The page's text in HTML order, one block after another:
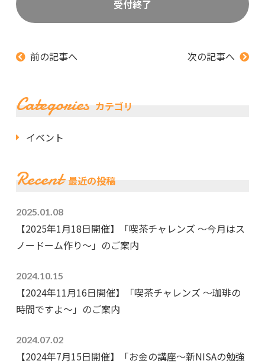
受付終了
前の記事へ 次の記事へ
Categories カテゴリ
イベント
Recent 最近の投稿
2025.01.08
【2025年1月18日開催】「喫茶チャレンズ ～今月はス
ノードーム作り～」のご案内
2024.10.15
【2024年11月16日開催】「喫茶チャレンズ ～珈琲の
時間ですよ～」のご案内
2024.07.02
【2024年7月15日開催】「お金の講座～新NISAの勉強